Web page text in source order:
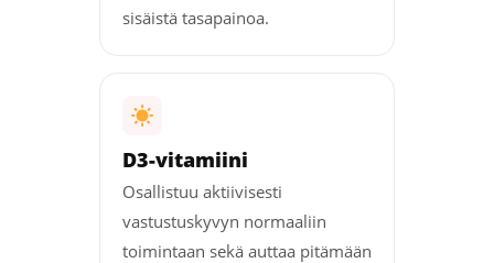
sisäistä tasapainoa.
D3-vitamiini
Osallistuu aktiivisesti
vastustuskyvyn normaaliin
toimintaan sekä auttaa pitämään